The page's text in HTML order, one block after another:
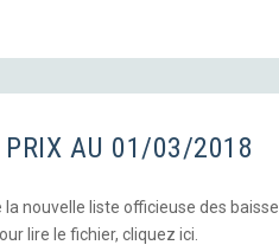
PRIX AU 01/03/2018
nouvelle liste officieuse des
lire le fichier, cliquez ici.